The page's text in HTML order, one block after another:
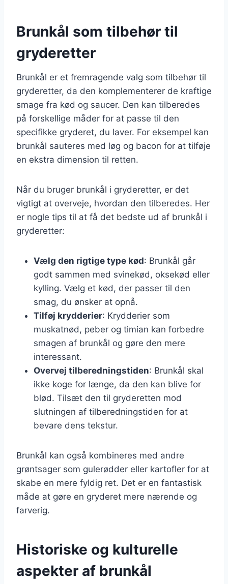
Brunkål som tilbehør til
gryderetter
Brunkål er et fremragende valg som tilbehør til
gryderetter, da den komplementerer de kraftige
smage fra kød og saucer. Den kan tilberedes
på forskellige måder for at passe til den
specifikke gryderet, du laver. For eksempel kan
brunkål sauteres med løg og bacon for at tilføje
en ekstra dimension til retten.
Når du bruger brunkål i gryderetter, er det
vigtigt at overveje, hvordan den tilberedes. Her
er nogle tips til at få det bedste ud af brunkål i
gryderetter:
Vælg den rigtige type kød: Brunkål går
godt sammen med svinekød, oksekød eller
kylling. Vælg et kød, der passer til den
smag, du ønsker at opnå.
Tilføj krydderier: Krydderier som
muskatnød, peber og timian kan forbedre
smagen af brunkål og gøre den mere
interessant.
Overvej tilberedningstiden: Brunkål skal
ikke koge for længe, da den kan blive for
blød. Tilsæt den til gryderetten mod
slutningen af tilberedningstiden for at
bevare dens tekstur.
Brunkål kan også kombineres med andre
grøntsager som gulerødder eller kartofler for at
skabe en mere fyldig ret. Det er en fantastisk
måde at gøre en gryderet mere nærende og
farverig.
Historiske og kulturelle
aspekter af brunkål